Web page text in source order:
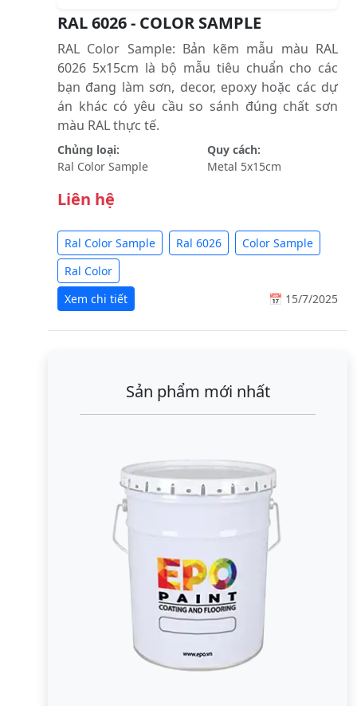
RAL 6026 - COLOR SAMPLE
RAL Color Sample: Bản kẽm mẫu màu RAL
6026 5x15cm là bộ mẫu tiêu chuẩn cho các
bạn đang làm sơn, decor, epoxy hoặc các dự
án khác có yêu cầu so sánh đúng chất sơn
màu RAL thực tế.
Chủng loại:
Ral Color Sample
Quy cách:
Metal 5x15cm
Liên hệ
Ral Color Sample Ral 6026
Color Sample
Ral Color
Xem chi tiết
📅 15/7/2025
Sản phẩm mới nhất